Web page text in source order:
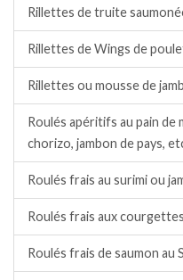
Rillettes de truite
Rillettes de Wings de
Rillettes ou mousse de
Roulés apéritifs au pain de
chorizo, jambon de pays,
Roulés frais au surimi ou
Roulés frais aux
Roulés frais de saumon au